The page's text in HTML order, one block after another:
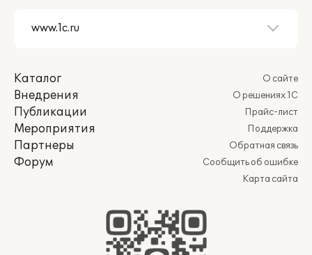
Каталог
Внедрения
Публикации
Мероприятия
Партнеры
Форум
О сайте
О решениях 1С
Прайс-лист
Поддержка
Обратная связь
Сообщить об ошибке
Карта сайта